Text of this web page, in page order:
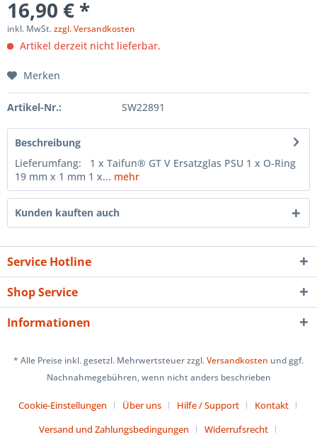
16,90 € *
inkl. MwSt.zzgl. Versandkosten
Artikel derzeit nicht lieferbar.
Merken
Artikel-Nr.: SW22891
Beschreibung
Lieferumfang: 1 x Taifun® GT V Ersatzglas PSU 1 x O-Ring
19 mm x 1 mm 1 x... mehr
Kunden kauften auch
Service Hotline
Shop Service
Informationen
* Alle Preise inkl. gesetzl. Mehrwertsteuer zzgl.Versandkosten und ggf.
Nachnahmegebühren, wenn nicht anders beschrieben
Cookie-Einstellungen Über uns Hilfe / Support
Kontakt
Versand und Zahlungsbedingungen
Widerrufsrecht